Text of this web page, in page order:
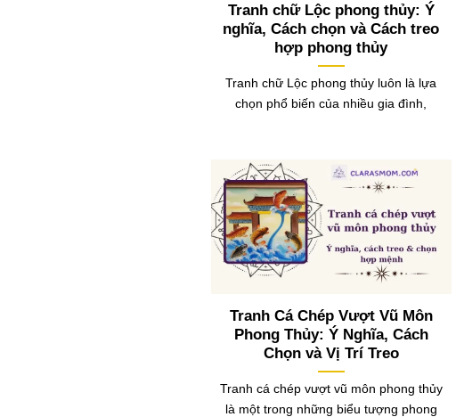
Tranh chữ Lộc phong thủy: Ý
nghĩa, Cách chọn và Cách treo
hợp phong thủy
Tranh chữ Lộc phong thủy luôn là lựa
chọn phổ biến của nhiều gia đình,
Tranh Cá Chép Vượt Vũ Môn
Phong Thủy: Ý Nghĩa, Cách
Chọn và Vị Trí Treo
Tranh cá chép vượt vũ môn phong thủy
là một trong những biểu tượng phong